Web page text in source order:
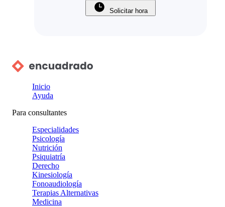
Solicitar hora
Inicio
Ayuda
Para consultantes
Especialidades
Psicología
Nutrición
Psiquiatría
Derecho
Kinesiología
Fonoaudiología
Terapias Alternativas
Medicina